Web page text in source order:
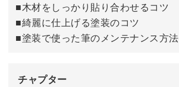
■木材をしっかり貼り合わせるコツ
■綺麗に仕上げる塗装のコツ
■塗装で使った筆のメンテナンス方法
チャプター